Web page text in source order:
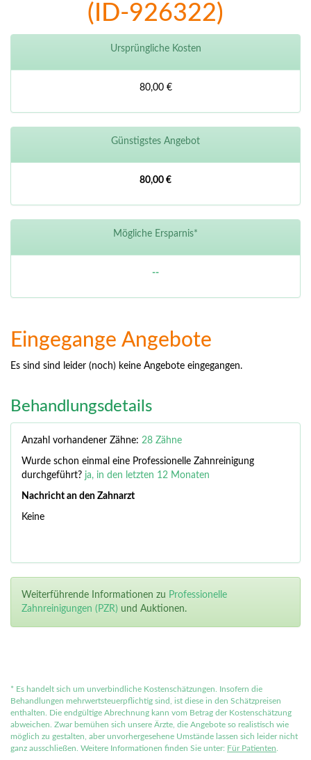
(ID-926322)
Ursprüngliche Kosten
80,00 €
Günstigstes Angebot
80,00 €
Mögliche Ersparnis*
--
Eingegange Angebote
Es sind sind leider (noch) keine Angebote eingegangen.
Behandlungsdetails
Anzahl vorhandener Zähne: 28 Zähne
Wurde schon einmal eine Professionelle Zahnreinigung
durchgeführt? ja, in den letzten 12 Monaten
Nachricht an den Zahnarzt
Keine
Weiterführende Informationen zu Professionelle
Zahnreinigungen (PZR) und Auktionen.
* Es handelt sich um unverbindliche Kostenschätzungen. Insofern die
Behandlungen mehrwertsteuerpflichtig sind, ist diese in den Schätzpreisen
enthalten. Die endgültige Abrechnung kann vom Betrag der Kostenschätzung
abweichen. Zwar bemühen sich unsere Ärzte, die Angebote so realistisch wie
möglich zu gestalten, aber unvorhergesehene Umstände lassen sich leider nicht
ganz ausschließen. Weitere Informationen finden Sie unter: Für Patienten